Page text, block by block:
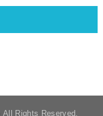
All Rights Reserved.